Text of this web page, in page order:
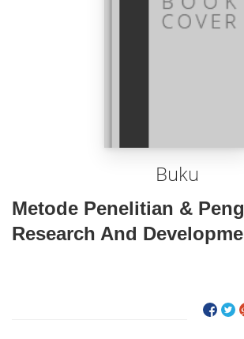
Buku
Metode Penelitian &
Research And